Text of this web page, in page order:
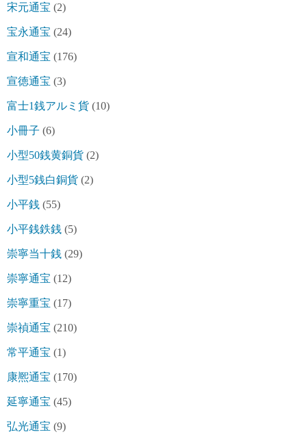
宋元通宝 (2)
宝永通宝 (24)
宣和通宝 (176)
宣徳通宝 (3)
富士1銭アルミ貨 (10)
小冊子 (6)
小型50銭黄銅貨 (2)
小型5銭白銅貨 (2)
小平銭 (55)
小平銭鉄銭 (5)
崇寧当十銭 (29)
崇寧通宝 (12)
崇寧重宝 (17)
崇禎通宝 (210)
常平通宝 (1)
康熈通宝 (170)
延寧通宝 (45)
弘光通宝 (9)